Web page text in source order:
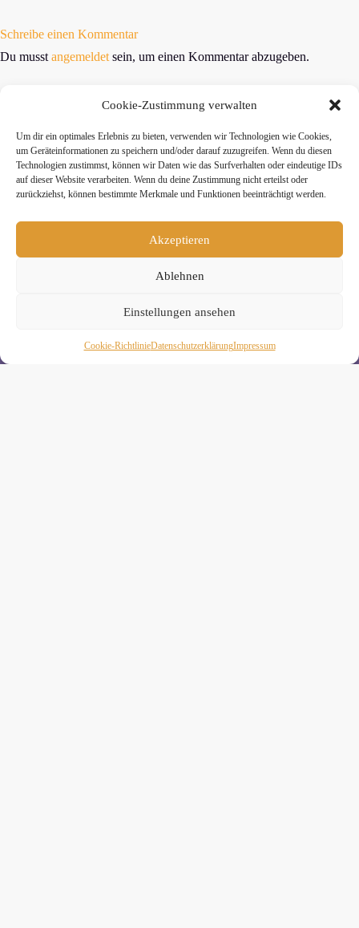
Cookie-Zustimmung verwalten
Um dir ein optimales Erlebnis zu bieten, verwenden wir Technologien wie Cookies,
um Geräteinformationen zu speichern und/oder darauf zuzugreifen. Wenn du diesen
Technologien zustimmst, können wir Daten wie das Surfverhalten oder eindeutige IDs
auf dieser Website verarbeiten. Wenn du deine Zustimmung nicht erteilst oder
zurückziehst, können bestimmte Merkmale und Funktionen beeinträchtigt werden.
Akzeptieren
Ablehnen
Einstellungen ansehen
Cookie-RichtlinieDaten­schutz­erklä­rungImpressum
Schreibe einen Kommentar
Du musst angemeldet sein, um einen Kommentar abzugeben.
» Hier findest Du unsere Studionews
» Unsere Hygienemassnahmen